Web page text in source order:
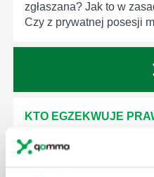
zgłaszana? Jak to w
Czy z prywatnej posesji
KTO EGZEKWUJE
Prawo wodne to dość
ustawodawstwie